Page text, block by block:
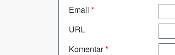
Email *
URL
Komentar*